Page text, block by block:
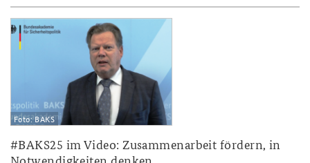
bak25_rudolf_adam_slider.png
Foto: BAKS
#BAKS25 im Video: Zusammenarbeit fördern, in